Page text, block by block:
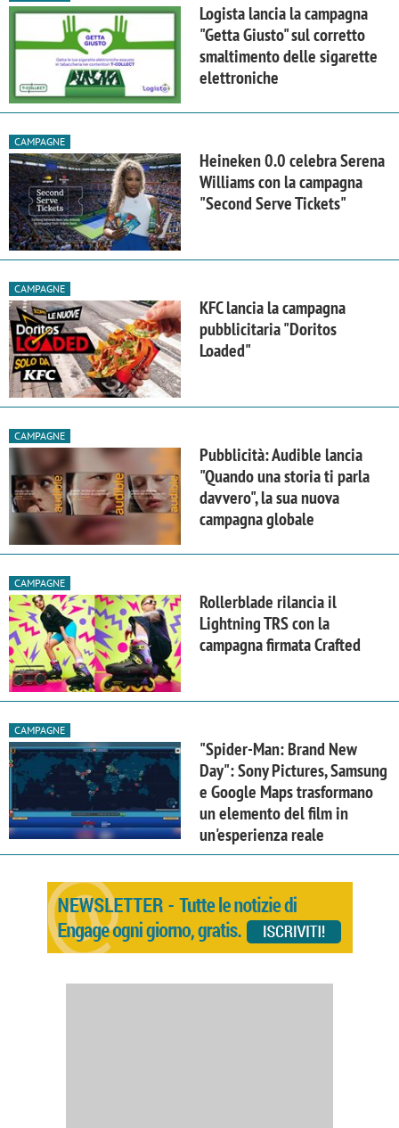
Logista lancia la campagna
"Getta Giusto" sul corretto
smaltimento delle sigarette
elettroniche
CAMPAGNE
Heineken 0.0 celebra Serena
Williams con la campagna
"Second Serve Tickets"
CAMPAGNE
KFC lancia la campagna
pubblicitaria "Doritos
Loaded"
CAMPAGNE
Pubblicità: Audible lancia
"Quando una storia ti parla
davvero", la sua nuova
campagna globale
CAMPAGNE
Rollerblade rilancia il
Lightning TRS con la
campagna firmata Crafted
CAMPAGNE
"Spider-Man: Brand New
Day": Sony Pictures, Samsung
e Google Maps trasformano
un elemento del film in
un'esperienza reale